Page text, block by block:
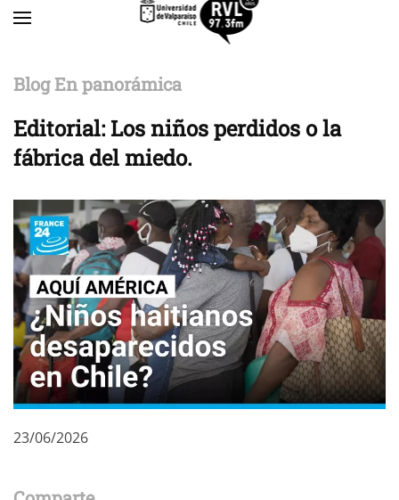
Blog En panorámica
Editorial: Los niños perdidos o la
fábrica del miedo.
23/06/2026